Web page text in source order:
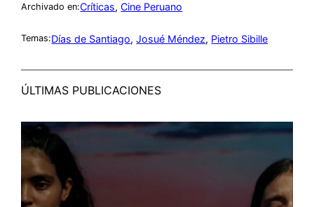
Archivado en:Críticas, Cine Peruano
Temas:Días de Santiago, Josué Méndez, Pietro Sibille
ÚLTIMAS PUBLICACIONES